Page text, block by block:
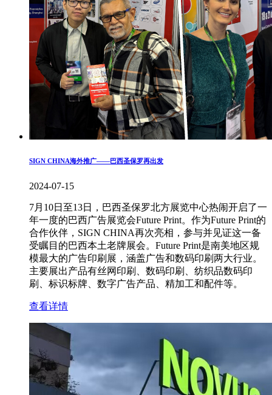
SIGN CHINA海外推广——巴西圣保罗再出发
2024-07-15
7月10日至13日，巴西圣保罗北方展览中心热闹开启了一
年一度的巴西广告展览会Future Print。作为Future Print的
合作伙伴，SIGN CHINA再次亮相，参与并见证这一备
受瞩目的巴西本土老牌展会。Future Print是南美地区规
模最大的广告印刷展，涵盖广告和数码印刷两大行业。
主要展出产品有丝网印刷、数码印刷、纺织品数码印
刷、标识标牌、数字广告产品、精加工和配件等。
查看详情